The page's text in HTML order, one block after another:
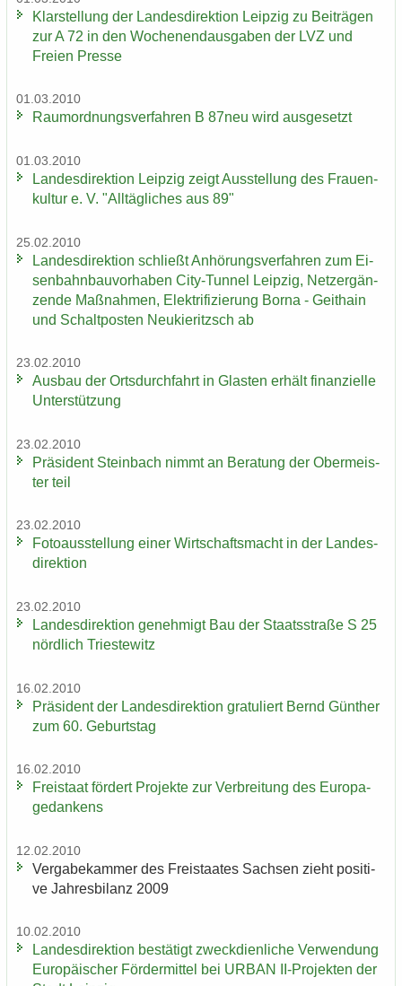
Klar­stel­lung der Lan­des­di­rek­ti­on Leip­zig zu Bei­trä­gen
zur A 72 in den Wo­chen­end­aus­ga­ben der LVZ und
Frei­en Pres­se
01.03.2010
Raum­ord­nungs­ver­fah­ren B 87neu wird aus­ge­setzt
01.03.2010
Lan­des­di­rek­ti­on Leip­zig zeigt Aus­stel­lung des Frau­en­
kul­tur e. V. "All­täg­li­ches aus 89"
25.02.2010
Lan­des­di­rek­ti­on schließt An­hö­rungs­ver­fah­ren zum Ei­
sen­bahn­bau­vor­ha­ben City-​Tunnel Leip­zig, Netz­er­gän­
zen­de Maß­nah­men, Elek­tri­fi­zie­rung Borna - Geit­hain
und Schalt­pos­ten Neu­kie­ritzsch ab
23.02.2010
Aus­bau der Orts­durch­fahrt in Glas­ten er­hält fi­nan­zi­el­le
Un­ter­stüt­zung
23.02.2010
Prä­si­dent Stein­bach nimmt an Be­ra­tung der Ober­meis­
ter teil
23.02.2010
Fo­to­aus­stel­lung einer Wirt­schafts­macht in der Lan­des­
di­rek­ti­on
23.02.2010
Lan­des­di­rek­ti­on ge­neh­migt Bau der Staats­stra­ße S 25
nörd­lich Tri­es­te­witz
16.02.2010
Prä­si­dent der Lan­des­di­rek­ti­on gra­tu­liert Bernd Gün­ther
zum 60. Ge­burts­tag
16.02.2010
Frei­staat för­dert Pro­jek­te zur Ver­brei­tung des Eu­ro­pa­
ge­dan­kens
12.02.2010
Ver­ga­be­kam­mer des Frei­staa­tes Sach­sen zieht po­si­ti­
ve Jah­res­bi­lanz 2009
10.02.2010
Lan­des­di­rek­ti­on be­stä­tigt zweck­dien­li­che Ver­wen­dung
Eu­ro­päi­scher För­der­mit­tel bei URBAN II-​Projekten der